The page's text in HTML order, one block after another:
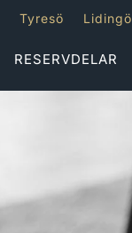
Tyresö Lidingö
RESERVDELAR